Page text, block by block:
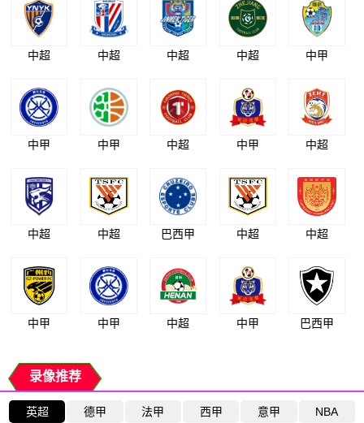
中超 中超 中超 中超 中甲
中甲 中甲 中超 中甲 中超
中超 中超 巴西甲 中超 中超
中甲 中甲 中超 中甲 巴西甲
录像推荐
英超 德甲 法甲 西甲 意甲 NBA